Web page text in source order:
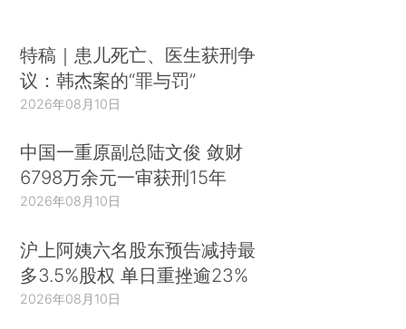
特稿｜患儿死亡、医生获刑争
议：韩杰案的“罪与罚”
2026年08月10日
中国一重原副总陆文俊 敛财
6798万余元一审获刑15年
2026年08月10日
沪上阿姨六名股东预告减持最
多3.5%股权 单日重挫逾23%
2026年08月10日